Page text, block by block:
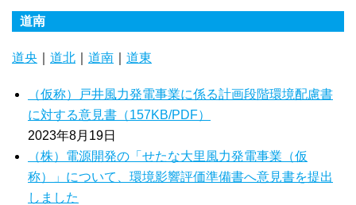
道南
道央 道北 道南 道東
（仮称）戸井風力発電事業に係る計画段階環境配慮書
に対する意見書（157KB/PDF）
2023年8月19日
（株）電源開発の「せたな大里風力発電事業（仮
称）」について、環境影響評価準備書へ意見書を提出
しました